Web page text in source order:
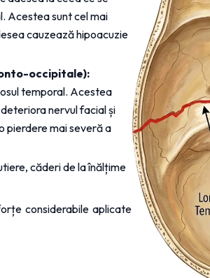
Acestea sunt cel mai
cauzează hipoacuzie
occipitale):
temporal. Acestea
nervul facial și
pierdere mai severă a
căderi de la înălțime
considerabile aplicate